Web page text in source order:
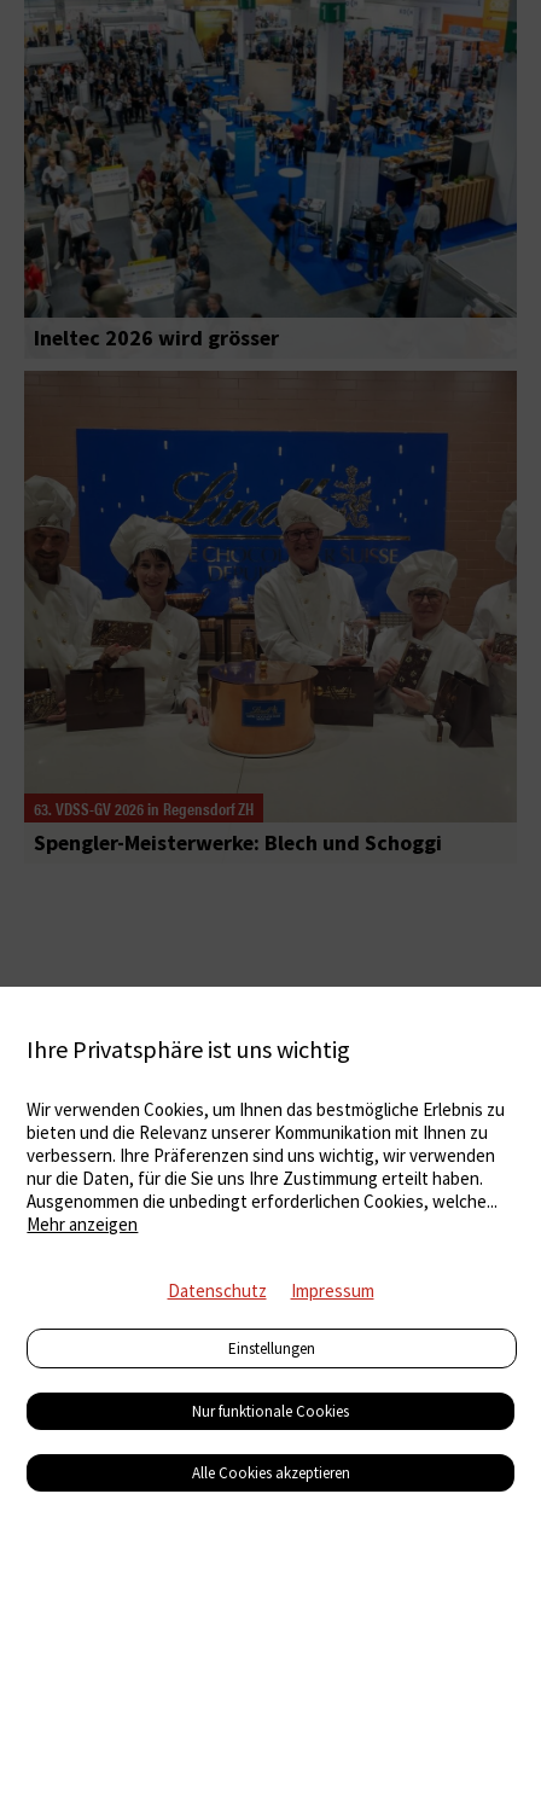
Ineltec 2026 wird grösser
63. VDSS-GV 2026 in Regensdorf ZH
Spengler-Meisterwerke: Blech und Schoggi
Ihre Privatsphäre ist uns wichtig
Wir verwenden Cookies, um Ihnen das bestmögliche Erlebnis zu
bieten und die Relevanz unserer Kommunikation mit Ihnen zu
verbessern. Ihre Präferenzen sind uns wichtig, wir verwenden
nur die Daten, für die Sie uns Ihre Zustimmung erteilt haben.
Ausgenommen die unbedingt erforderlichen Cookies, welche...
Mehr anzeigen
Datenschutz Impressum
Einstellungen
Nur funktionale Cookies
Alle Cookies akzeptieren